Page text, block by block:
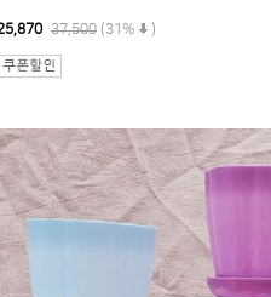
37,500 (31% )